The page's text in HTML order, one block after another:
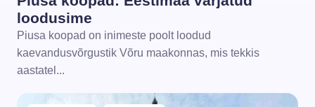
loodusime
Piusa koopad on inimeste poolt loodud
kaevandusvõrgustik Võru maakonnas, mis tekkis
aastatel...